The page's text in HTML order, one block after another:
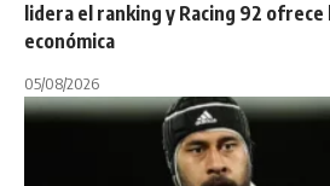
lidera el ranking y Racing 92 ofrece
económica
05/08/2026